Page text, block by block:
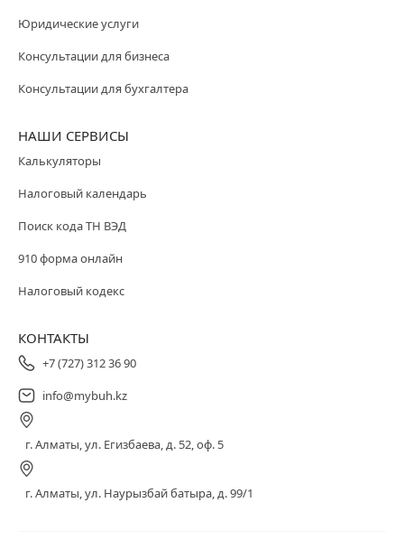
Юридические услуги
Консультации для бизнеса
Консультации для бухгалтера
НАШИ СЕРВИСЫ
Калькуляторы
Налоговый календарь
Поиск кода ТН ВЭД
910 форма онлайн
Налоговый кодекс
КОНТАКТЫ
+7 (727) 312 36 90
info@mybuh.kz
г. Алматы, ул. Егизбаева, д. 52, оф. 5
г. Алматы, ул. Наурызбай батыра, д. 99/1